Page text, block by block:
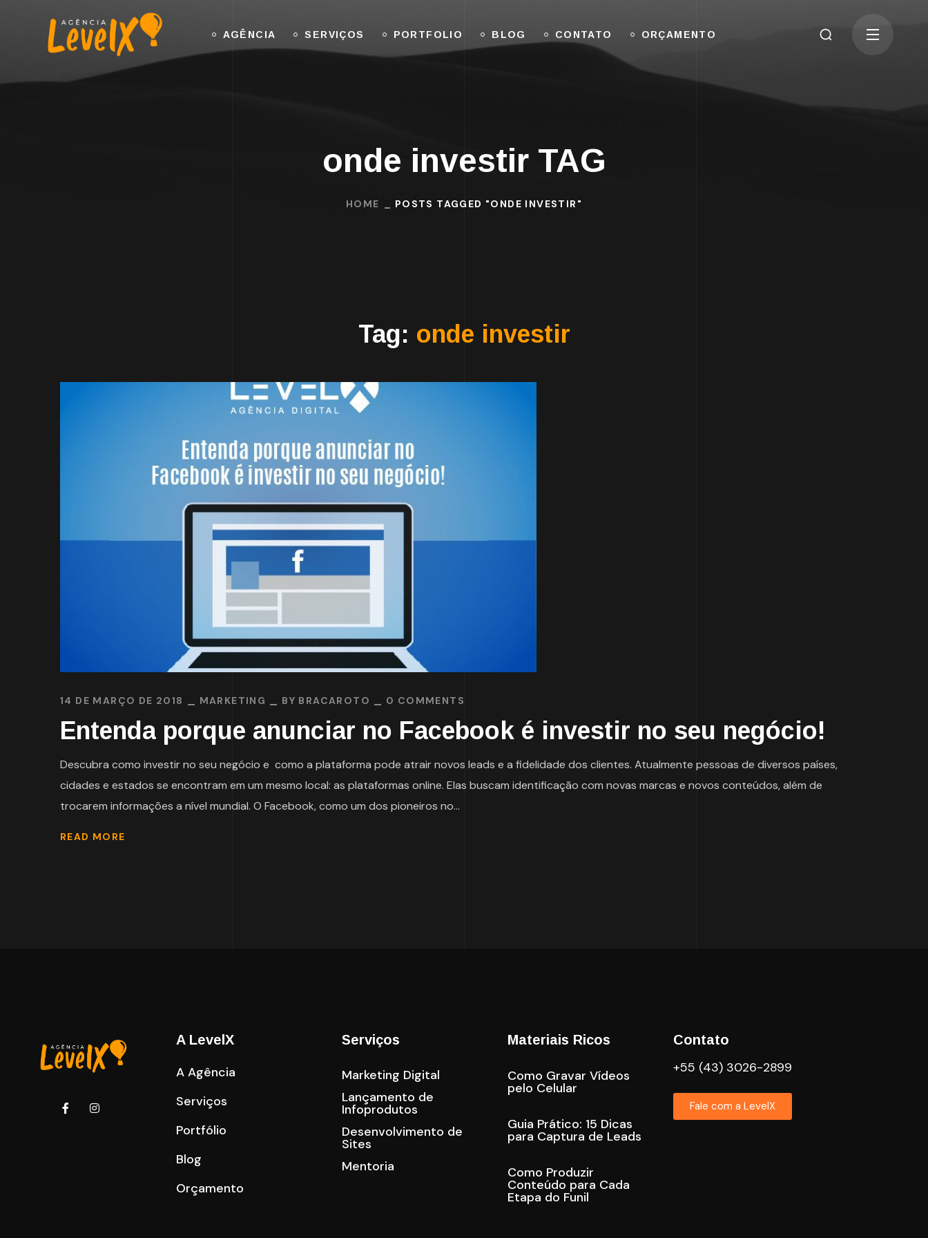
AGÊNCIA SERVIÇOS PORTFOLIO BLOG CONTATO ORÇAMENTO
onde investir TAG
HOME POSTS TAGGED "ONDE INVESTIR"
Tag: onde investir
14 DE MARÇO DE 2018 MARKETING BY BRACAROTO 0 COMMENTS
Entenda porque anunciar no Facebook é investir no seu negócio!
Descubra como investir no seu negócio e como a plataforma pode atrair novos leads e a fidelidade dos clientes. Atualmente pessoas de diversos países,
cidades e estados se encontram em um mesmo local: as plataformas online. Elas buscam identificação com novas marcas e novos conteúdos, além de
trocarem informações a nível mundial. O Facebook, como um dos pioneiros no...
READ MORE
A LevelX
A Agência
Serviços
Portfólio
Blog
Orçamento
Serviços
Marketing Digital
Lançamento de
Infoprodutos
Desenvolvimento de
Sites
Mentoria
Materiais Ricos
Como Gravar Vídeos
pelo Celular
Guia Prático: 15 Dicas
para Captura de Leads
Como Produzir
Conteúdo para Cada
Etapa do Funil
Contato
+55 (43) 3026-2899
Fale com a LevelX